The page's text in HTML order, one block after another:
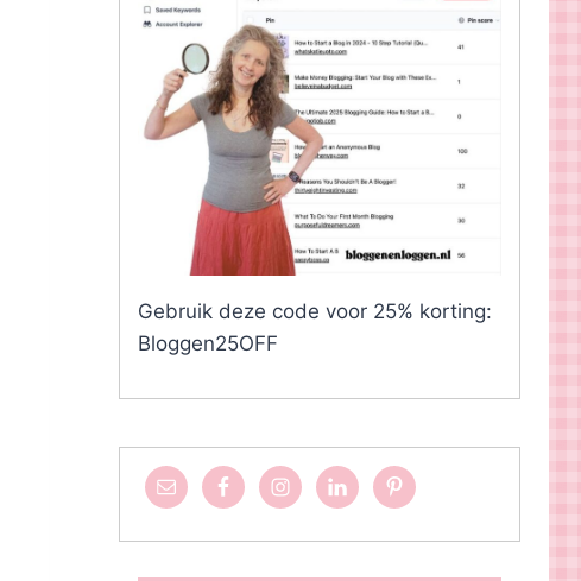
Gebruik deze code voor 25% korting:
Bloggen25OFF